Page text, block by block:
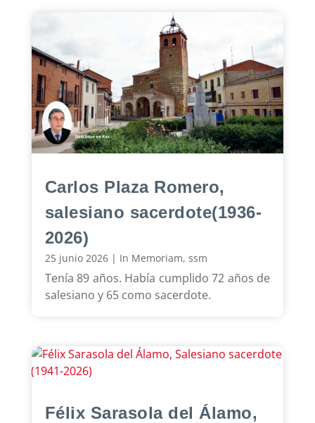
Carlos Plaza Romero,
salesiano sacerdote(1936-
2026)
25 junio 2026| In Memoriam, ssm
Tenía 89 años. Había cumplido 72 años de
salesiano y 65 como sacerdote.
Félix Sarasola del Álamo,